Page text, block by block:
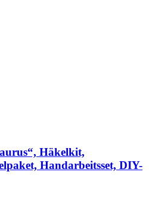
Häkelkit,
Handarbeitsset, DIY-